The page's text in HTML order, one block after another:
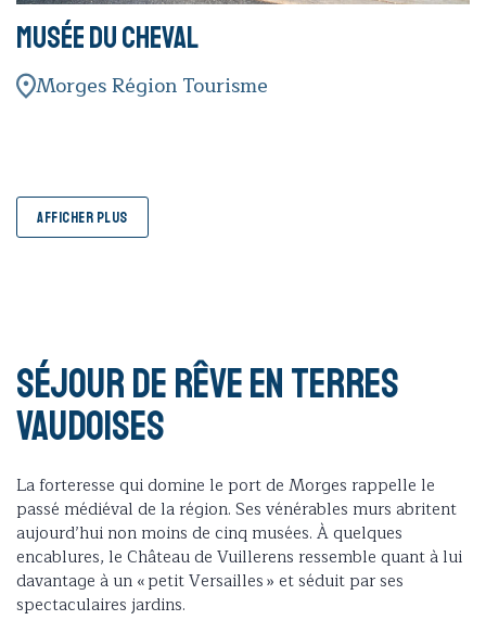
Musée du Cheval
Morges Région Tourisme
AFFICHER PLUS
Séjour de rêve en terres
vaudoises
La forteresse qui domine le port de Morges rappelle le
passé médiéval de la région. Ses vénérables murs abritent
aujourd’hui non moins de cinq musées. À quelques
encablures, le Château de Vuillerens ressemble quant à lui
davantage à un « petit Versailles » et séduit par ses
spectaculaires jardins.